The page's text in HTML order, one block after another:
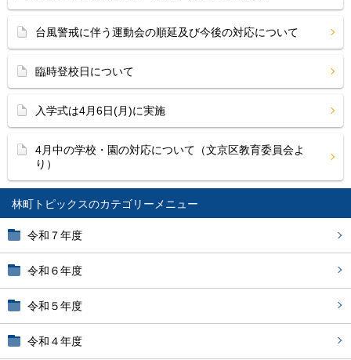
林町トピックス
令和７年度
令和６年度
令和５年度
令和４年度
台風警戒に伴う運動会の順延及び今後の対応について
臨時登校日について
入学式は4月6日(月)に実施
4月中の学校・園の対応について（文京区教育委員会よ
り）